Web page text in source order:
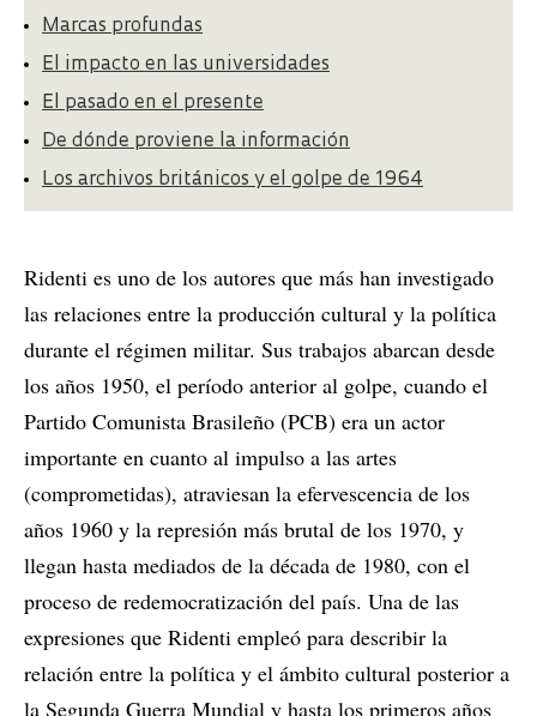
Marcas profundas
El impacto en las universidades
El pasado en el presente
De dónde proviene la información
Los archivos británicos y el golpe de 1964
Ridenti es uno de los autores que más han investigado
las relaciones entre la producción cultural y la política
durante el régimen militar. Sus trabajos abarcan desde
los años 1950, el período anterior al golpe, cuando el
Partido Comunista Brasileño (PCB) era un actor
importante en cuanto al impulso a las artes
(comprometidas), atraviesan la efervescencia de los
años 1960 y la represión más brutal de los 1970, y
llegan hasta mediados de la década de 1980, con el
proceso de redemocratización del país. Una de las
expresiones que Ridenti empleó para describir la
relación entre la política y el ámbito cultural posterior a
la Segunda Guerra Mundial y hasta los primeros años